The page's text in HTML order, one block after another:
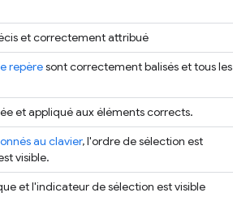
et correctement attribué
repèresont correctement balisés et tous les
et appliqué aux éléments corrects.
au clavier, l'ordre de sélection est
visible.
et l'indicateur de sélection est visible